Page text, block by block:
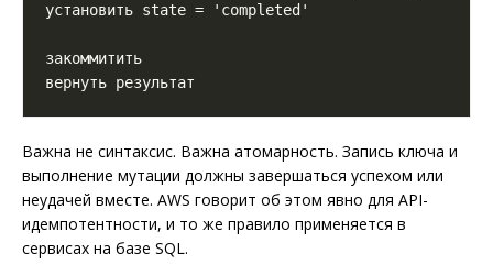
Важна не синтаксис. Важна атомарность. Запись ключа и
выполнение мутации должны завершаться успехом или
неудачей вместе. AWS говорит об этом явно для API-
идемпотентности, и то же правило применяется в
сервисах на базе SQL.